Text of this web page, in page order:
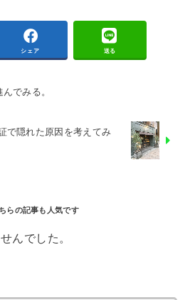
シェア 送る
でみる。
で隠れた原因を考えてみ
んでした。